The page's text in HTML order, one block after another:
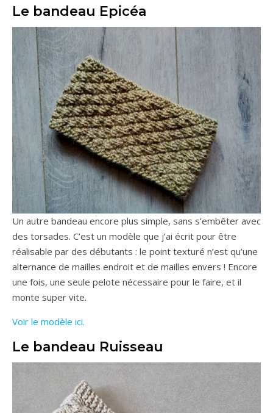
Le bandeau Epicéa
Un autre bandeau encore plus simple, sans s’embêter avec
des torsades. C’est un modèle que j’ai écrit pour être
réalisable par des débutants : le point texturé n’est qu’une
alternance de mailles endroit et de mailles envers ! Encore
une fois, une seule pelote nécessaire pour le faire, et il
monte super vite.
Voir le modèle ici.
Le bandeau Ruisseau